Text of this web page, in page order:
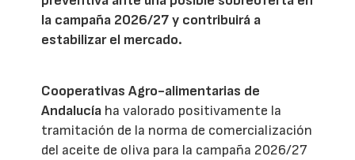
la campaña 2026/27 y contribuirá a
estabilizar el mercado.
Cooperativas Agro-alimentarias de
Andalucía ha valorado positivamente la
tramitación de la norma de comercialización
del aceite de oliva para la campaña 2026/27